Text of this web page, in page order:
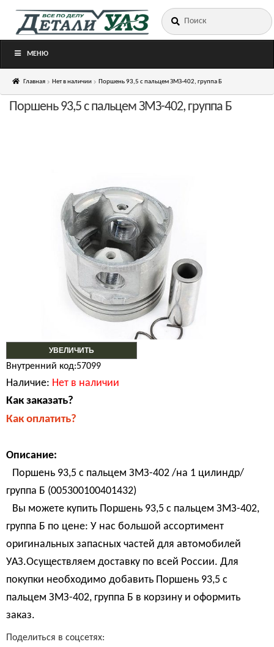
Перейти
Перейти
Искать:
МЕНЮ
Главная Нет в наличии Поршень 93,5 с пальцем ЗМЗ-402, группа Б
УВЕЛИЧИТЬ
Поршень 93,5 с пальцем ЗМЗ-402, группа Б
Внутренний код:57099
Наличие: Нет в наличии
Как заказать?
Как оплатить?
Описание:
Поршень 93,5 с пальцем ЗМЗ-402 /на 1 цилиндр/
группа Б (005300100401432)
Вы можете купить Поршень 93,5 с пальцем ЗМЗ-402,
группа Б по цене: У нас большой ассортимент
оригинальных запасных частей для автомобилей
УАЗ.Осуществляем доставку по всей России. Для
покупки необходимо добавить Поршень 93,5 с
пальцем ЗМЗ-402, группа Б в корзину и оформить
заказ.
Поделиться в соцсетях: